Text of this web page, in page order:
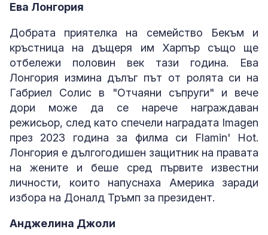
Ева Лонгория
Добрата приятелка на семейство Бекъм и
кръстница на дъщеря им Харпър също ще
отбележи половин век тази година. Ева
Лонгория измина дълъг път от ролята си на
Габриел Солис в "Отчаяни съпруги" и вече
дори може да се нарече награждаван
режисьор, след като спечели наградата Imagen
през 2023 година за филма си Flamin' Hot.
Лонгория е дългогодишен защитник на правата
на жените и беше сред първите известни
личности, които напуснаха Америка заради
избора на Доналд Тръмп за президент.
Анджелина Джоли